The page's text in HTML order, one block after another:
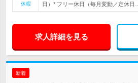
休暇
日）* フリー休日（毎月変動／定休日…
求人詳細を見る
新着